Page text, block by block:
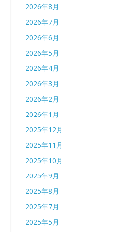
2026年8月
2026年7月
2026年6月
2026年5月
2026年4月
2026年3月
2026年2月
2026年1月
2025年12月
2025年11月
2025年10月
2025年9月
2025年8月
2025年7月
2025年5月